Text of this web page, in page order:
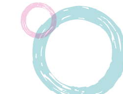
St.Moriz
Tan-Luxe
Yellow Rose